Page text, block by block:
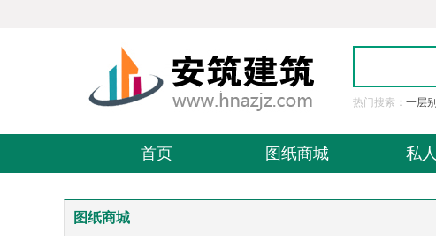
热门搜索： 一层
首页 图纸商城 私
图纸商城